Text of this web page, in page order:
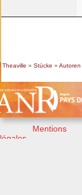
Theaville » Stücke » Autoren
Mentions
légales